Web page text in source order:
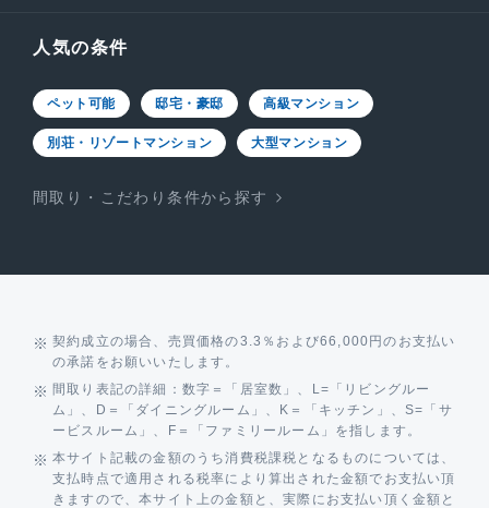
人気の条件
ペット可能 邸宅・豪邸 高級マンション
別荘・リゾートマンション 大型マンション
間取り・こだわり条件から探す
契約成立の場合、売買価格の3.3％および66,000円のお支払い
の承諾をお願いいたします。
間取り表記の詳細：数字＝「居室数」、L=「リビングルー
ム」、D＝「ダイニングルーム」、K＝「キッチン」、S=「サ
ービスルーム」、F＝「ファミリールーム」を指します。
本サイト記載の金額のうち消費税課税となるものについては、
支払時点で適用される税率により算出された金額でお支払い頂
きますので、本サイト上の金額と、実際にお支払い頂く金額と